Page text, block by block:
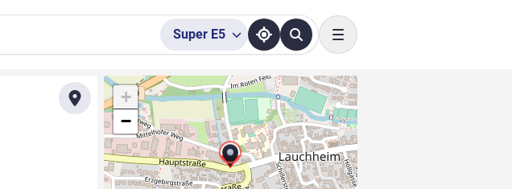
Super E5
Toggle navigation
+
−